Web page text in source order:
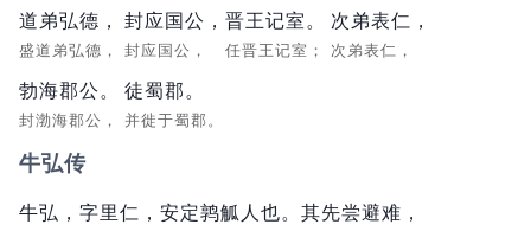
道弟弘德，
盛道弟弘德，
封应国公，
封应国公，
晋王记室。
任晋王记室；
次弟表仁，
次弟表仁，
勃海郡公。
封渤海郡公，
徒蜀郡。
并徙于蜀郡。
牛弘传
牛弘，字里仁， 安定鹑觚人也。 其先尝避难，